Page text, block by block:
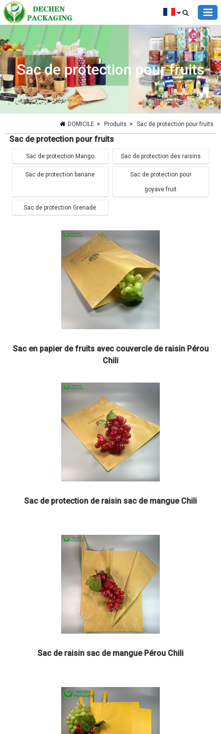
Sac de protection pour fruits
DOMICILE > Produits > Sac de protection pour fruits
Sac de protection pour fruits
Sac de protection Mango Sac de protection des raisins
Sac de protection banane Sac de protection pour
goyave fruit
Sac de protection Grenade
Sac en papier de fruits avec couvercle de raisin Pérou
Chili
Sac de protection de raisin sac de mangue Chili
Sac de raisin sac de mangue Pérou Chili